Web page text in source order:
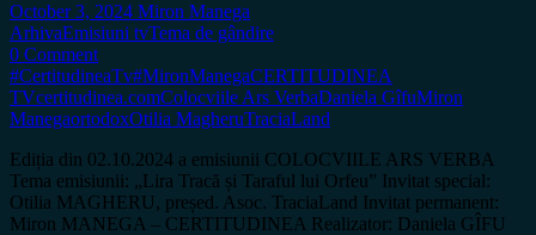
October 3, 2024 Miron Manega
ArhivaEmisiuni tvTema de gândire
0 Comment
#CertitudineaTv#MironManegaCERTITUDINEA
TVcertitudinea.comColocviile Ars VerbaDaniela GîfuMiron
ManegaortodoxOtilia MagheruTraciaLand
Ediția din 02.10.2024 a emisiunii COLOCVIILE ARS VERBA
Tema emisiunii: „Lira Tracă și Taraful lui Orfeu” Invitat special:
Otilia MAGHERU, președ. Asoc. TraciaLand Invitat permanent:
Miron MANEGA – CERTITUDINEA Realizator: Daniela GÎFU